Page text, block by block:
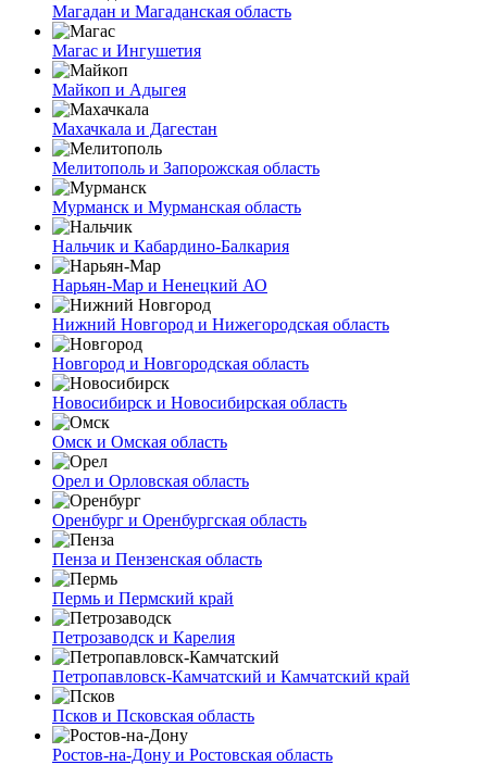
Магадан и Магаданская область
Магас и Ингушетия
Майкоп и Адыгея
Махачкала и Дагестан
Мелитополь и Запорожская область
Мурманск и Мурманская область
Нальчик и Кабардино-Балкария
Нарьян-Мар и Ненецкий АО
Нижний Новгород и Нижегородская область
Новгород и Новгородская область
Новосибирск и Новосибирская область
Омск и Омская область
Орел и Орловская область
Оренбург и Оренбургская область
Пенза и Пензенская область
Пермь и Пермский край
Петрозаводск и Карелия
Петропавловск-Камчатский и Камчатский край
Псков и Псковская область
Ростов-на-Дону и Ростовская область